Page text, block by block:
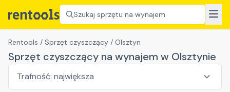
Szukaj sprzętu na wynajem
Rentools / Sprzęt czyszczący / Olsztyn
Sprzęt czyszczący na wynajem w Olsztynie